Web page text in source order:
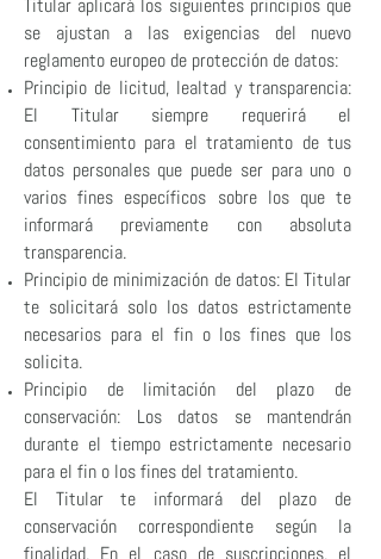
Titular aplicará los siguientes principios que
se ajustan a las exigencias del nuevo
reglamento europeo de protección de datos:
Principio de licitud, lealtad y transparencia:
El Titular siempre requerirá el
consentimiento para el tratamiento de tus
datos personales que puede ser para uno o
varios fines específicos sobre los que te
informará previamente con absoluta
transparencia.
Principio de minimización de datos: El Titular
te solicitará solo los datos estrictamente
necesarios para el fin o los fines que los
solicita.
Principio de limitación del plazo de
conservación: Los datos se mantendrán
durante el tiempo estrictamente necesario
para el fin o los fines del tratamiento.
El Titular te informará del plazo de
conservación correspondiente según la
finalidad. En el caso de suscripciones, el